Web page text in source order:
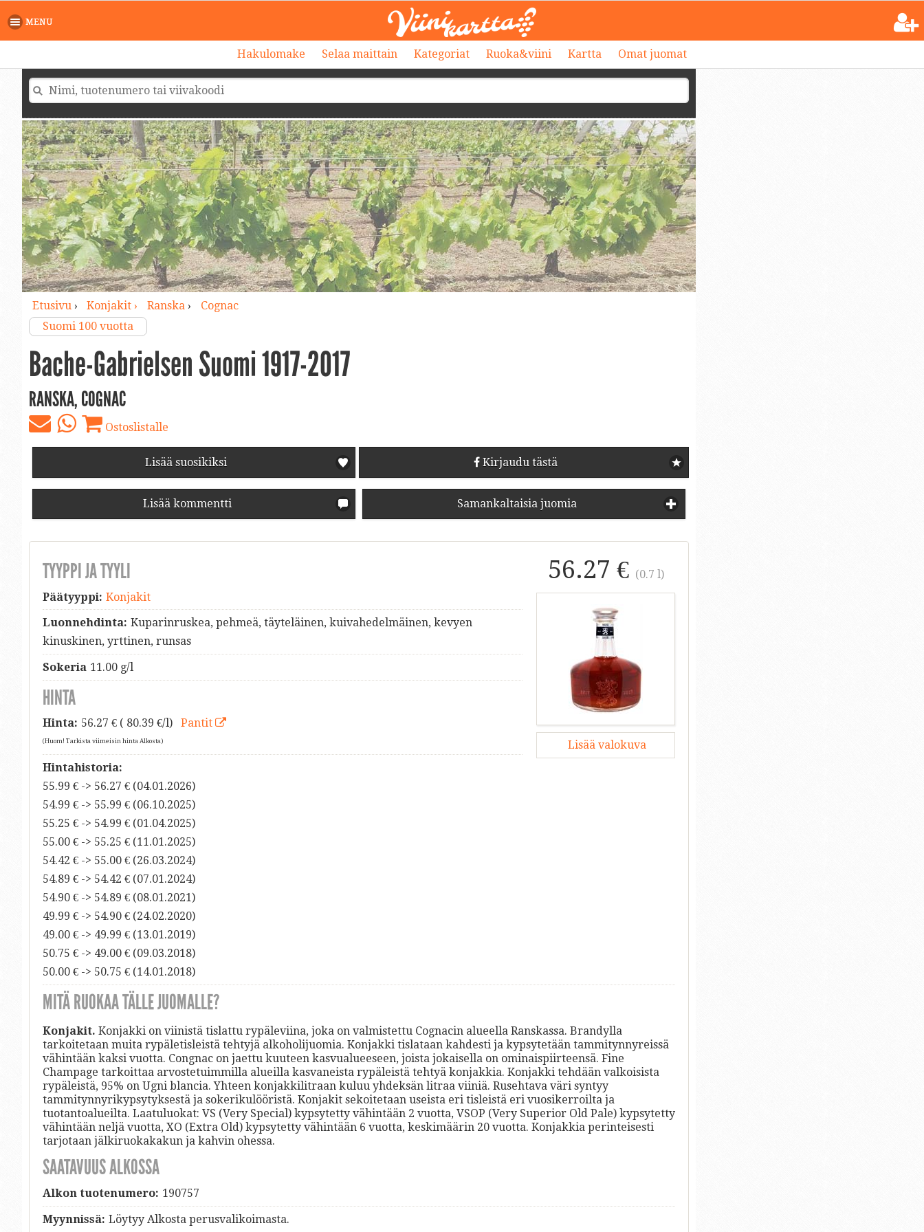
MENU
Hakulomake Selaa maittain Kategoriat Ruoka&viini Kartta Omat juomat
Etusivu› Konjakit › Ranska›
Cognac
Suomi 100 vuotta
Bache-Gabrielsen Suomi 1917-2017
RANSKA, COGNAC
Ostoslistalle
Lisää suosikiksi Kirjaudu tästä
Lisää kommentti Samankaltaisia juomia
56.27 € (0.7 l)
Lisää valokuva
TYYPPI JA TYYLI
Päätyyppi: Konjakit
Luonnehdinta: Kuparinruskea, pehmeä, täyteläinen, kuivahedelmäinen, kevyen
kinuskinen, yrttinen, runsas
Sokeria 11.00 g/l
HINTA
Hinta: 56.27 € ( 80.39 €/l) Pantit
(Huom! Tarkista viimeisin hinta Alkosta)
Hintahistoria:
55.99 € -> 56.27 € (04.01.2026)
54.99 € -> 55.99 € (06.10.2025)
55.25 € -> 54.99 € (01.04.2025)
55.00 € -> 55.25 € (11.01.2025)
54.42 € -> 55.00 € (26.03.2024)
54.89 € -> 54.42 € (07.01.2024)
54.90 € -> 54.89 € (08.01.2021)
49.99 € -> 54.90 € (24.02.2020)
49.00 € -> 49.99 € (13.01.2019)
50.75 € -> 49.00 € (09.03.2018)
50.00 € -> 50.75 € (14.01.2018)
MITÄ RUOKAA TÄLLE JUOMALLE?
Konjakit. Konjakki on viinistä tislattu rypäleviina, joka on valmistettu Cognacin alueella Ranskassa. Brandylla
tarkoitetaan muita rypäletisleistä tehtyjä alkoholijuomia. Konjakki tislataan kahdesti ja kypsytetään tammitynnyreissä
vähintään kaksi vuotta. Congnac on jaettu kuuteen kasvualueeseen, joista jokaisella on ominaispiirteensä. Fine
Champage tarkoittaa arvostetuimmilla alueilla kasvaneista rypäleistä tehtyä konjakkia. Konjakki tehdään valkoisista
rypäleistä, 95% on Ugni blancia. Yhteen konjakkilitraan kuluu yhdeksän litraa viiniä. Rusehtava väri syntyy
tammitynnyrikypsytyksestä ja sokerikulööristä. Konjakit sekoitetaan useista eri tisleistä eri vuosikerroilta ja
tuotantoalueilta. Laatuluokat: VS (Very Special) kypsytetty vähintään 2 vuotta, VSOP (Very Superior Old Pale) kypsytetty
vähintään neljä vuotta, XO (Extra Old) kypsytetty vähintään 6 vuotta, keskimäärin 20 vuotta. Konjakkia perinteisesti
tarjotaan jälkiruokakakun ja kahvin ohessa.
SAATAVUUS ALKOSSA
Alkon tuotenumero: 190757
Myynnissä: Löytyy Alkosta perusvalikoimasta.